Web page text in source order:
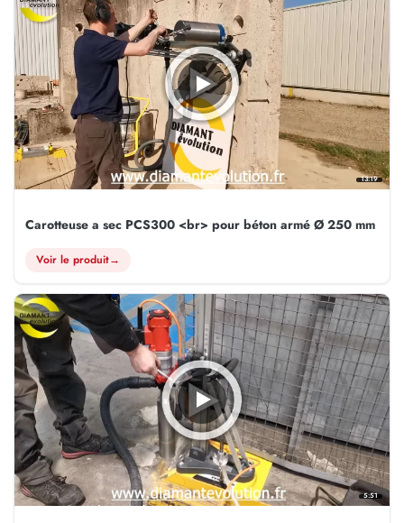
13:19
Carotteuse a sec PCS300 <br> pour béton armé Ø 250 mm
Voir le produit→
5:51